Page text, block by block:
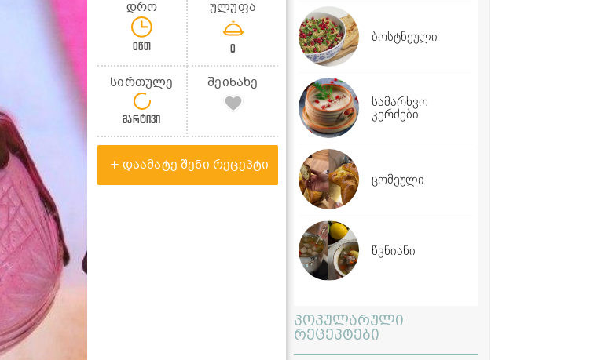
დრო
0წთ
ულუფა
0
სირთულე
მარტივი
შეინახე
დაამატე შენი რეცეპტი
ბოსტნეული
სამარხვო
კერძები
ცომეული
წვნიანი
პოპულარული
რეცეპტები